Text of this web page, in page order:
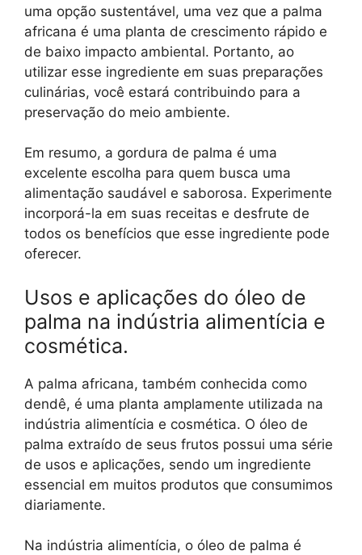
uma opção sustentável, uma vez que a palma
africana é uma planta de crescimento rápido e
de baixo impacto ambiental. Portanto, ao
utilizar esse ingrediente em suas preparações
culinárias, você estará contribuindo para a
preservação do meio ambiente.
Em resumo, a gordura de palma é uma
excelente escolha para quem busca uma
alimentação saudável e saborosa. Experimente
incorporá-la em suas receitas e desfrute de
todos os benefícios que esse ingrediente pode
oferecer.
Usos e aplicações do óleo de
palma na indústria alimentícia e
cosmética.
A palma africana, também conhecida como
dendê, é uma planta amplamente utilizada na
indústria alimentícia e cosmética. O óleo de
palma extraído de seus frutos possui uma série
de usos e aplicações, sendo um ingrediente
essencial em muitos produtos que consumimos
diariamente.
Na indústria alimentícia, o óleo de palma é